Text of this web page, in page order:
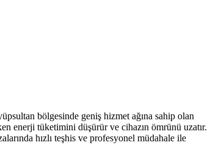
bölgesinde geniş hizmet ağına sahip olan
enerji tüketimini düşürür ve cihazın ömrünü uzatır.
hızlı teşhis ve profesyonel müdahale ile